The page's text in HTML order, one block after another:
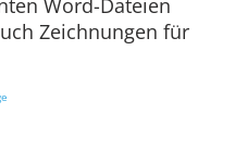
Zeichnungen für